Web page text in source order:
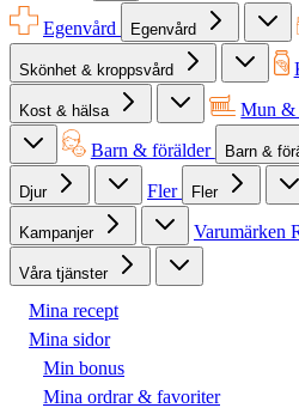
Egenvård
Egenvård
Skönhet & kroppsvård
Kost & hälsa Mun &
Barn & förälder Barn &
Djur Fler Fler
Kampanjer Varumärken
Våra tjänster
Mina recept
Mina sidor
Min bonus
Mina ordrar & favoriter